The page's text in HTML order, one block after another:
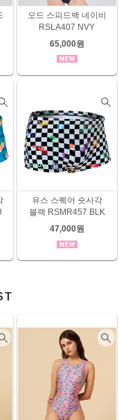
오드 스피드백 네이비
RSLA407 NVY
65,000원
유스 스퀘어 숏사각
블랙 RSMR457 BLK
47,000원